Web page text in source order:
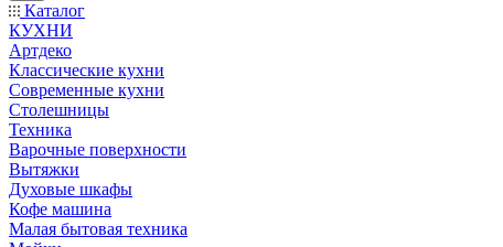
Каталог
КУХНИ
Артдеко
Классические кухни
Современные кухни
Столешницы
Техника
Варочные поверхности
Вытяжки
Духовые шкафы
Кофе машина
Малая бытовая техника